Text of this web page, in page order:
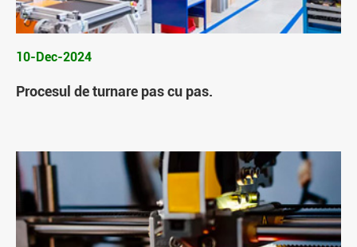
10-Dec-2024
Procesul de turnare pas cu pas.